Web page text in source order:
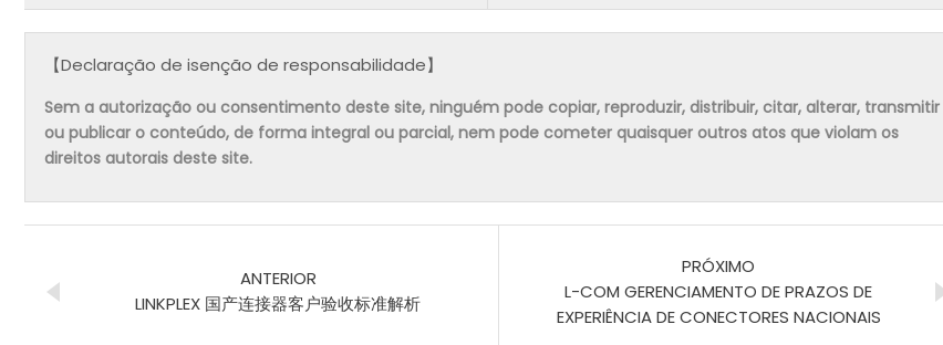
【Declaração de isenção de responsabilidade】
Sem a autorização ou consentimento deste site, ninguém pode copiar, reproduzir, distribuir, citar, alterar, transmitir
ou publicar o conteúdo, de forma integral ou parcial, nem pode cometer quaisquer outros atos que violam os
direitos autorais deste site.
ANTERIOR
LINKPLEX 国产连接器客户验收标准解析
PRÓXIMO
L-COM GERENCIAMENTO DE PRAZOS DE
EXPERIÊNCIA DE CONECTORES NACIONAIS